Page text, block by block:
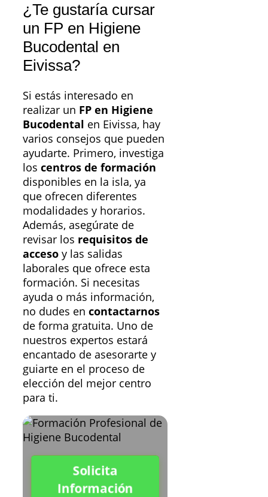
¿Te gustaría cursar
un FP en Higiene
Bucodental en
Eivissa?
Si estás interesado en
realizar un FP en Higiene
Bucodental en Eivissa, hay
varios consejos que pueden
ayudarte. Primero, investiga
los centros de formación
disponibles en la isla, ya
que ofrecen diferentes
modalidades y horarios.
Además, asegúrate de
revisar los requisitos de
acceso y las salidas
laborales que ofrece esta
formación. Si necesitas
ayuda o más información,
no dudes en contactarnos
de forma gratuita. Uno de
nuestros expertos estará
encantado de asesorarte y
guiarte en el proceso de
elección del mejor centro
para ti.
Solicita
Información